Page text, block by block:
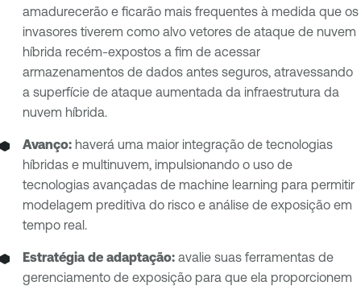
amadurecerão e ficarão mais frequentes à medida que os
invasores tiverem como alvo vetores de ataque de nuvem
híbrida recém-expostos a fim de acessar
armazenamentos de dados antes seguros, atravessando
a superfície de ataque aumentada da infraestrutura da
nuvem híbrida.
Avanço: haverá uma maior integração de tecnologias
híbridas e multinuvem, impulsionando o uso de
tecnologias avançadas de machine learning para permitir
modelagem preditiva do risco e análise de exposição em
tempo real.
Estratégia de adaptação: avalie suas ferramentas de
gerenciamento de exposição para que ela proporcionem